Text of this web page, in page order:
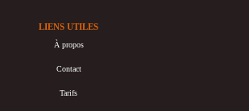
LIENS UTILES
À propos
Contact
Tarifs